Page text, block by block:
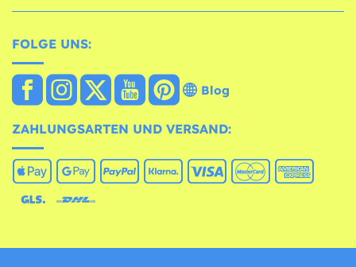
FOLGE UNS:
Blog
ZAHLUNGSARTEN UND VERSAND: